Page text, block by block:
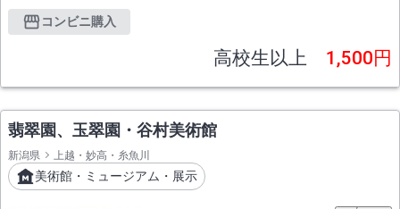
コンビニ購入
高校生以上 1,500円
翡翠園、玉翠園・谷村美術館
新潟県 上越・妙高・糸魚川
美術館・ミュージアム・展示